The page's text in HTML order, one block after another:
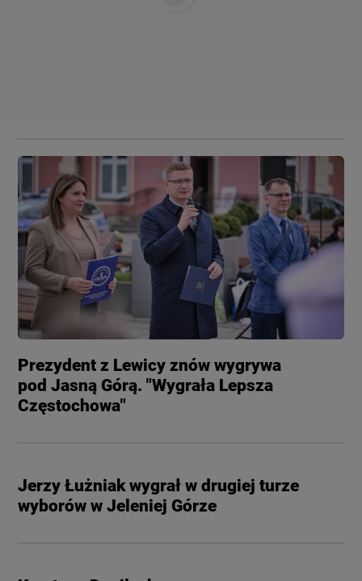
Prezydent z Lewicy znów wygrywa
pod Jasną Górą. "Wygrała Lepsza
Częstochowa"
Jerzy Łużniak wygrał w drugiej turze
wyborów w Jeleniej Górze